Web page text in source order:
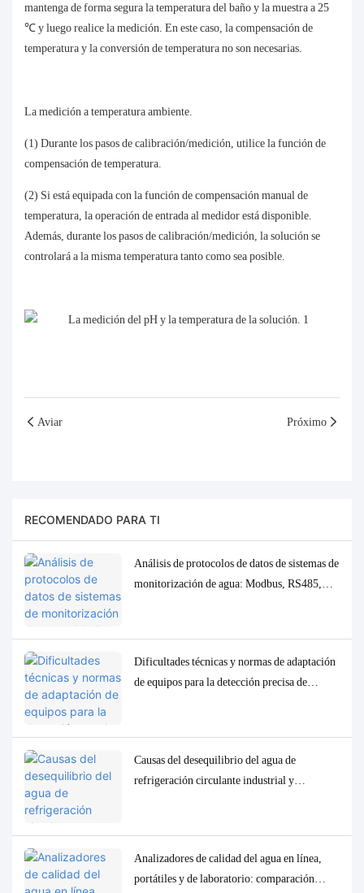
mantenga de forma segura la temperatura del baño y la muestra a 25
℃ y luego realice la medición. En este caso, la compensación de
temperatura y la conversión de temperatura no son necesarias.
La medición a temperatura ambiente.
(1) Durante los pasos de calibración/medición, utilice la función de
compensación de temperatura.
(2) Si está equipada con la función de compensación manual de
temperatura, la operación de entrada al medidor está disponible.
Además, durante los pasos de calibración/medición, la solución se
controlará a la misma temperatura tanto como sea posible.
Aviar Próximo
RECOMENDADO PARA TI
Análisis de protocolos de datos de sistemas de
monitorización de agua: Modbus, RS485,
Dificultades técnicas y normas de adaptación
de equipos para la detección precisa de
Causas del desequilibrio del agua de
refrigeración circulante industrial y
Analizadores de calidad del agua en línea,
portátiles y de laboratorio: comparación